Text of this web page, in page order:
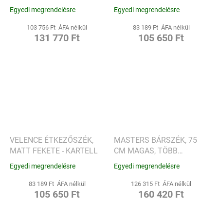
KARTELL
Egyedi megrendelésre
103 756 Ft ÁFA nélkül
131 770 Ft
Egyedi megrendelésre
83 189 Ft ÁFA nélkül
105 650 Ft
VELENCE ÉTKEZŐSZÉK,
MATT FEKETE - KARTELL
Egyedi megrendelésre
83 189 Ft ÁFA nélkül
105 650 Ft
MASTERS BÁRSZÉK, 75
CM MAGAS, TÖBB
SZÉNBEN - KARTELL
Egyedi megrendelésre
126 315 Ft ÁFA nélkül
160 420 Ft